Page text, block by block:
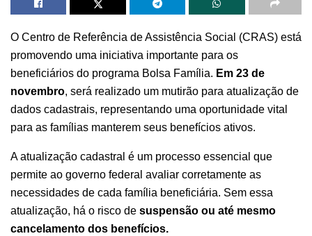
O Centro de Referência de Assistência Social (CRAS) está
promovendo uma iniciativa importante para os
beneficiários do programa Bolsa Família. Em 23 de
novembro, será realizado um mutirão para atualização de
dados cadastrais, representando uma oportunidade vital
para as famílias manterem seus benefícios ativos.
A atualização cadastral é um processo essencial que
permite ao governo federal avaliar corretamente as
necessidades de cada família beneficiária. Sem essa
atualização, há o risco de suspensão ou até mesmo
cancelamento dos benefícios.